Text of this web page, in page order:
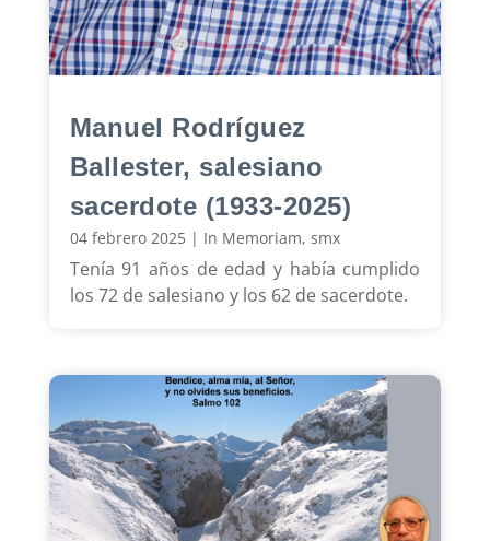
Manuel Rodríguez
Ballester, salesiano
sacerdote (1933-2025)
04 febrero 2025| In Memoriam, smx
Tenía 91 años de edad y había cumplido
los 72 de salesiano y los 62 de sacerdote.